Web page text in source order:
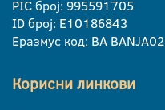
PIC број: 995591705
ID број: E10186843
Еразмус код: BA BANJA02
Корисни линкови